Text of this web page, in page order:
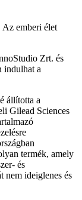
Az emberi élet
Zrt. és
indulhat a
állította a
Gilead Sciences
termék, amely
és
nem ideiglenes és